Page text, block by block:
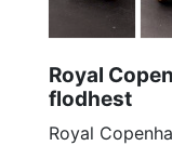
Royal
flodhest
Royal